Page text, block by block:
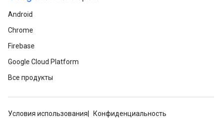
Android
Chrome
Firebase
Google Cloud Platform
Все продукты
Условия использования Конфиденциальность